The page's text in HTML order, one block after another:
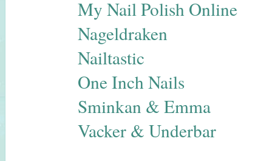
My Nail Polish Online
Nageldraken
Nailtastic
One Inch Nails
Sminkan & Emma
Vacker & Underbar